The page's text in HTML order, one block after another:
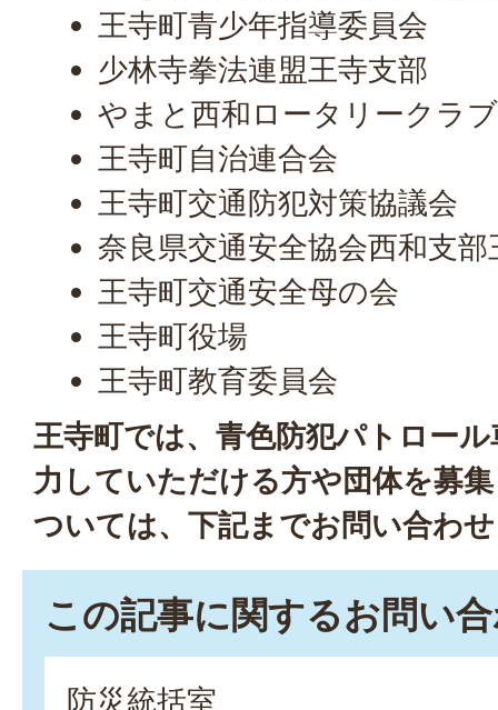
王寺町青少年指導委員会
少林寺拳法連盟王寺支部
やまと西和ロータリークラブ
王寺町自治連合会
王寺町交通防犯対策協議会
奈良県交通安全協会西和支
王寺町交通安全母の会
王寺町役場
王寺町教育委員会
王寺町では、青色防犯パトロー
力していただける方や団体を募
ついては、下記までお問い合わ
この記事に関するお問い
防災統括室